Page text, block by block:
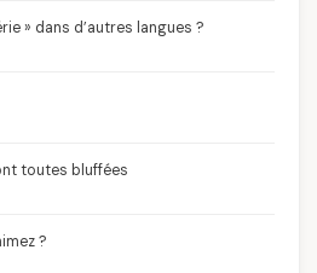
» dans d’autres langues ?
toutes bluffées
?